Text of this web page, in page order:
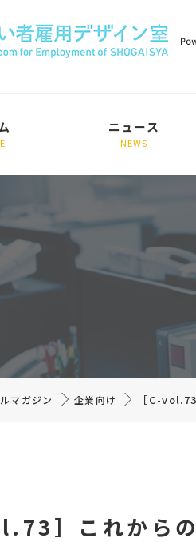
ニュース
NEWS
マガジン 企業向け ［C-
］これから